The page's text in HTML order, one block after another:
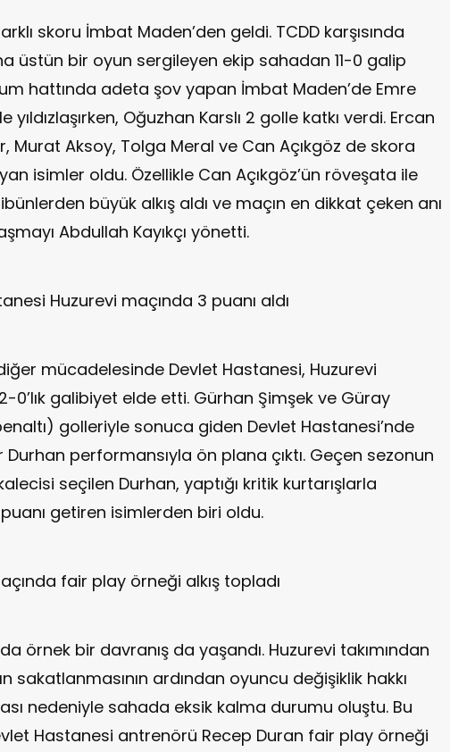
skoru İmbat Maden’den geldi. TCDD karşısında
üstün bir oyun sergileyen ekip sahadan 11-0 galip
hattında adeta şov yapan İmbat Maden’de Emre
yıldızlaşırken, Oğuzhan Karslı 2 golle katkı verdi. Ercan
Murat Aksoy, Tolga Meral ve Can Açıkgöz de skora
isimler oldu. Özellikle Can Açıkgöz’ün röveşata ile
büyük alkış aldı ve maçın en dikkat çeken anı
Abdullah Kayıkçı yönetti.
Huzurevi maçında 3 puanı aldı
mücadelesinde Devlet Hastanesi, Huzurevi
2-0’lık galibiyet elde etti. Gürhan Şimşek ve Güray
golleriyle sonuca giden Devlet Hastanesi’nde
Durhan performansıyla ön plana çıktı. Geçen sezonun
seçilen Durhan, yaptığı kritik kurtarışlarla
puanı getiren isimlerden biri oldu.
fair play örneği alkış topladı
örnek bir davranış da yaşandı. Huzurevi takımından
sakatlanmasının ardından oyuncu değişiklik hakkı
nedeniyle sahada eksik kalma durumu oluştu. Bu
Hastanesi antrenörü Recep Duran fair play örneği